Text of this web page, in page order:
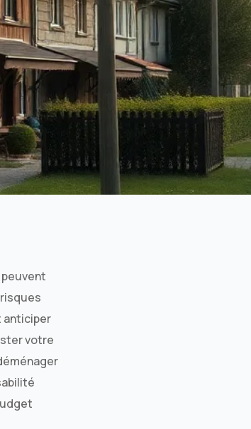
habitation Marseille
habitation Lyon
habitation Paris
anticiper
votre